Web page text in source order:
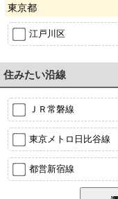
東京都
江戸川区
住みたい沿線
ＪＲ常磐線
東京メトロ日比谷線
都営新宿線